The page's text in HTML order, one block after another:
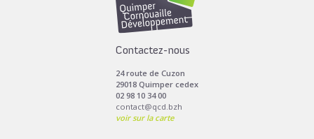
Contactez-nous
24 route de Cuzon
29018 Quimper cedex
02 98 10 34 00
contact@qcd.bzh
voir sur la carte